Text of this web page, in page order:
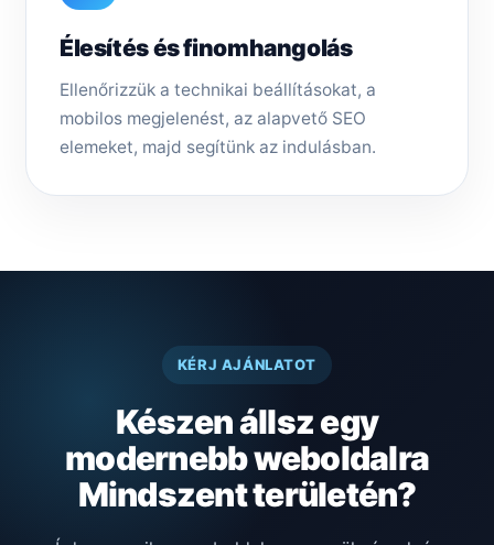
Élesítés és finomhangolás
Ellenőrizzük a technikai beállításokat, a
mobilos megjelenést, az alapvető SEO
elemeket, majd segítünk az indulásban.
KÉRJ AJÁNLATOT
Készen állsz egy
modernebb weboldalra
Mindszent területén?